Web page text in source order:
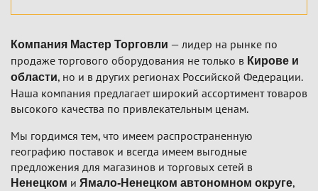
Компания Мастер Торговли — лидер на рынке по
продаже торгового оборудования не только в Кирове и
области, но и в других регионах Российской Федерации.
Наша компания предлагает широкий ассортимент товаров
высокого качества по привлекательным ценам.
Мы гордимся тем, что имеем распространенную
географию поставок и всегда имеем выгодные
предложения для магазинов и торговых сетей в
Ненецком и Ямало-Ненецком автономном округе,